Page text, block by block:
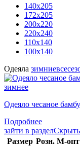
140х205
172х205
200х220
220х240
110х140
100х140
Одеяла зимние
Одеяло чесаное
Подробнее
зайти в раздел
Раз­мер Розн. М-опт